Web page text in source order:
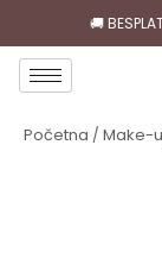
🚚
Početna / Make-